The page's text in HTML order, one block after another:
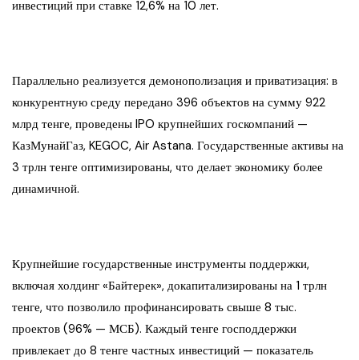
инвестиций при ставке 12,6% на 10 лет.
Параллельно реализуется демонополизация и приватизация: в
конкурентную среду передано 396 объектов на сумму 922
млрд тенге, проведены IPO крупнейших госкомпаний —
КазМунайГаз, KEGOC, Air Astana. Государственные активы на
3 трлн тенге оптимизированы, что делает экономику более
динамичной.
Крупнейшие государственные инструменты поддержки,
включая холдинг «Байтерек», докапитализированы на 1 трлн
тенге, что позволило профинансировать свыше 8 тыс.
проектов (96% — МСБ). Каждый тенге господдержки
привлекает до 8 тенге частных инвестиций — показатель